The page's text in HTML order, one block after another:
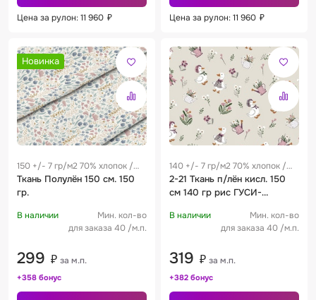
Цена за рулон: 11 960 ₽ Цена за рулон: 11 960 ₽
Новинка
150 +/- 7 гр/м2 70% хлопок /
30% лен
Ткань Полулён 150 см. 150
гр.
В наличии
Мин. кол-во
для заказа 40 /м.п.
299 ₽ за м.п.
+358 бонус
140 +/- 7 гр/м2 70% хлопок /
30% лен 0.27 м
2-21 Ткань п/лён кисл. 150
см 140 гр рис ГУСИ-
В наличии
Мин. кол-во
для заказа 40 /м.п.
319 ₽ за м.п.
+382 бонус